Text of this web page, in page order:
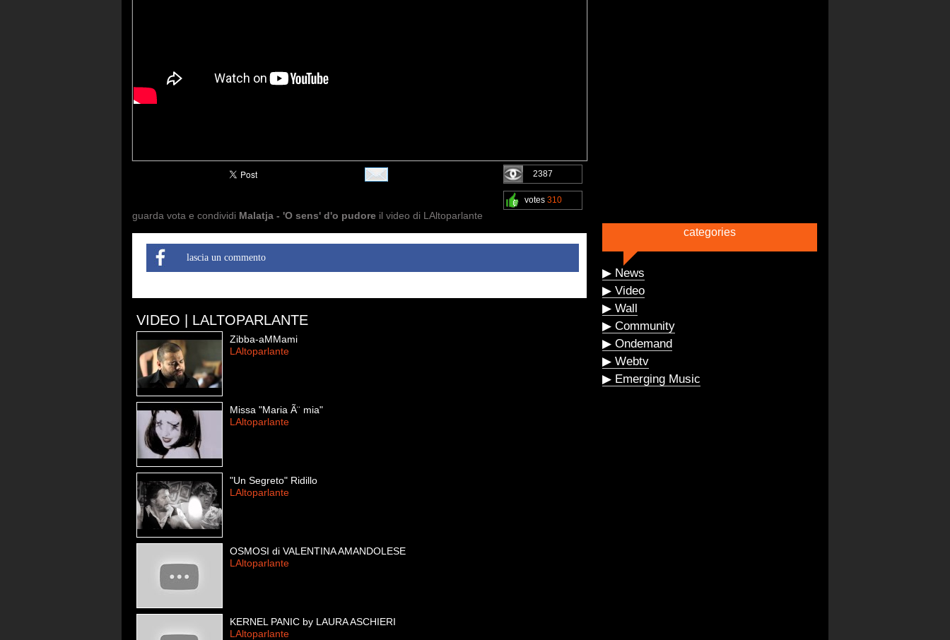
2387
votes 310
guarda vota e condividi Malatja - 'O sens' d'o pudore il video di LAltoparlante
lascia un commento
VIDEO | LALTOPARLANTE
Zibba-aMMami
LAltoparlante
Missa "Maria Ã¨ mia"
LAltoparlante
"Un Segreto" Ridillo
LAltoparlante
OSMOSI di VALENTINA AMANDOLESE
LAltoparlante
KERNEL PANIC by LAURA ASCHIERI
LAltoparlante
categories
▶ News
▶ Video
▶ Wall
▶ Community
▶ Ondemand
▶ Webtv
▶ Emerging Music